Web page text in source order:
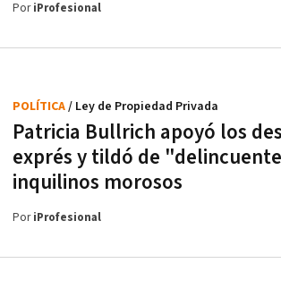
PoriProfesional
Patricia Bullrich apoyó los
exprés y tildó de
inquilinos morosos
POLÍTICA/ Ley de Propiedad Privada
PoriProfesional